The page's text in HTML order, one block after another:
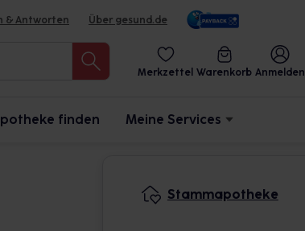
& Antworten Über gesund.de
Merkzettel Warenkorb Anmelden
finden Meine Services
Stammapotheke